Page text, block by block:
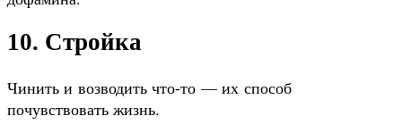
10. Стройка
Чинить и возводить что-то — их способ
почувствовать жизнь.